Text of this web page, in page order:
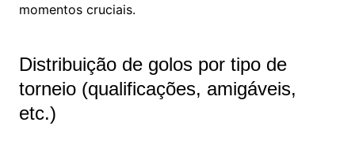
momentos cruciais.
Distribuição de golos por tipo de
torneio (qualificações, amigáveis,
etc.)